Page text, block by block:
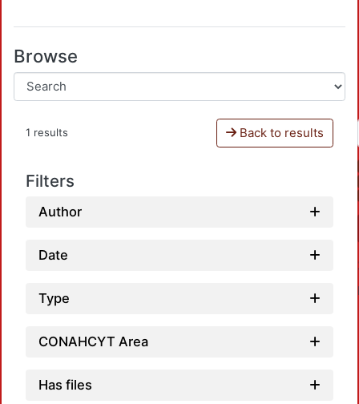
Browse
1 results Back to results
Filters
Author
Date
Type
CONAHCYT Area
Has files